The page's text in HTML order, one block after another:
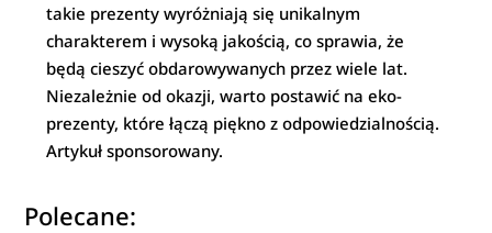
takie prezenty wyróżniają się unikalnym
charakterem i wysoką jakością, co sprawia, że
będą cieszyć obdarowywanych przez wiele lat.
Niezależnie od okazji, warto postawić na eko-
prezenty, które łączą piękno z odpowiedzialnością.
Artykuł sponsorowany.
Polecane: